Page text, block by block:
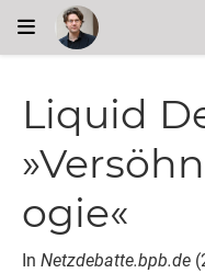
Liquid
ogie«
In Netzdebatte.bpb.de